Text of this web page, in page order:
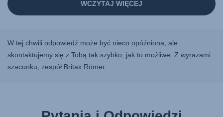
W tej chwili odpowiedź może być nieco opóźniona, ale
skontaktujemy się z Tobą tak szybko, jak to możliwe. Z wyrazami
szacunku, zespół Britax Römer